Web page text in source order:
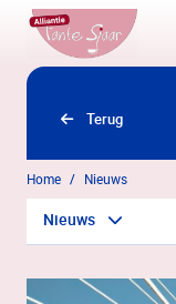
Overslaan en naar
Terug
Home Nieuws
Nieuws